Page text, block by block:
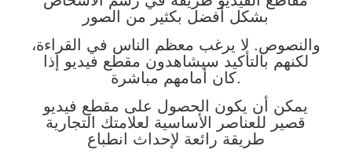
بشكل أفضل بكثير من الصور
والنصوص. لا يرغب معظم الناس في القراءة،
لكنهم بالتأكيد سيشاهدون مقطع فيديو إذا
كان أمامهم مباشرة.
يمكن أن يكون الحصول على مقطع فيديو
قصير للعناصر الأساسية لعلامتك التجارية
طريقة رائعة لإحداث انطباع